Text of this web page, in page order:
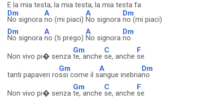
E la mia testa, la mia testa, la mia testa fa
Dm
No signora
A
no (mi piaci)
A
No signora
Dm
no (mi piaci)
Dm
No signora
A
no (ti prego)
A
No signora
Dm
no
Non vivo pi� senza
Gm
te, anche
C
se, anche
F
se
tanti papaveri ro
Gm
ssi come il s
A
angue inebria
Dm
no
Non vivo pi� senza
Gm
te, anche
C
se, anche
F
se